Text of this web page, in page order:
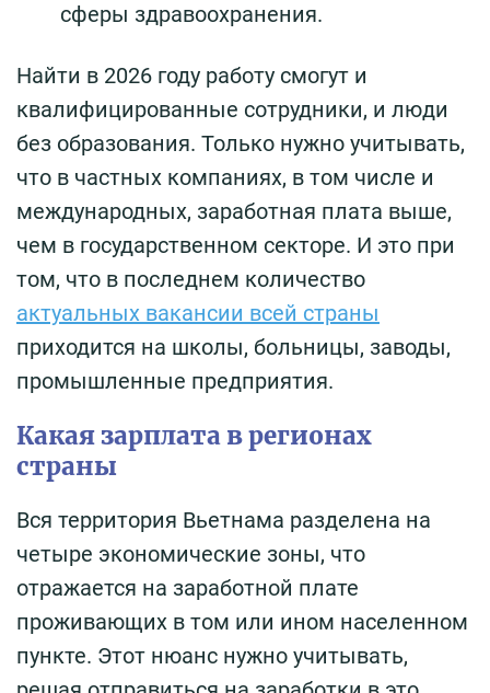
сферы здравоохранения.
Найти в 2026 году работу смогут и
квалифицированные сотрудники, и люди
без образования. Только нужно учитывать,
что в частных компаниях, в том числе и
международных, заработная плата выше,
чем в государственном секторе. И это при
том, что в последнем количество
актуальных вакансии всей страны
приходится на школы, больницы, заводы,
промышленные предприятия.
Какая зарплата в регионах
страны
Вся территория Вьетнама разделена на
четыре экономические зоны, что
отражается на заработной плате
проживающих в том или ином населенном
пункте. Этот нюанс нужно учитывать,